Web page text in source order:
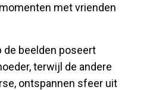
met vrienden
de beelden poseert
terwijl de andere
ontspannen sfeer uit